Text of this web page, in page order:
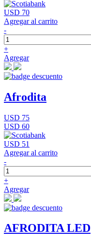
USD 70
Agregar al carrito
-
+
Agregar
Afrodita
USD 75
USD 60
USD 51
Agregar al carrito
-
+
Agregar
AFRODITA LED